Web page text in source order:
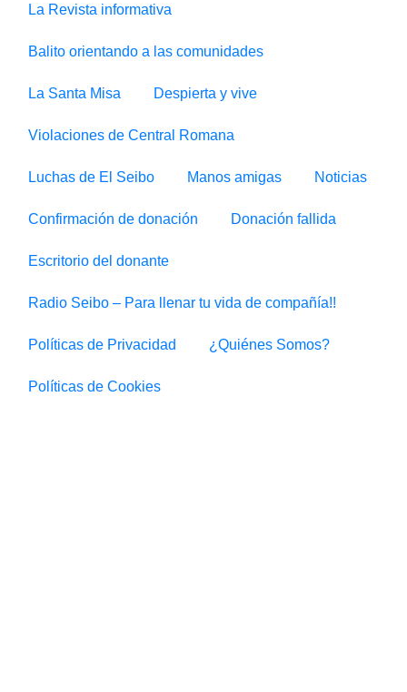
La Revista informativa
Balito orientando a las comunidades
La Santa Misa Despierta y vive
Violaciones de Central Romana
Luchas de El Seibo Manos amigas Noticias
Confirmación de donación Donación fallida
Escritorio del donante
Radio Seibo – Para llenar tu vida de compañía!!
Políticas de Privacidad ¿Quiénes Somos?
Políticas de Cookies